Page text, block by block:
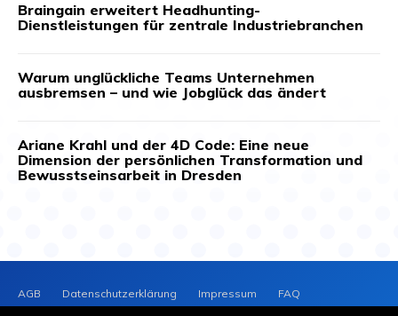
Braingain erweitert Headhunting-
Dienstleistungen für zentrale Industriebranchen
Warum unglückliche Teams Unternehmen
ausbremsen – und wie Jobglück das ändert
Ariane Krahl und der 4D Code: Eine neue
Dimension der persönlichen Transformation und
Bewusstseinsarbeit in Dresden
AGB Datenschutzerklärung Impressum
FAQ